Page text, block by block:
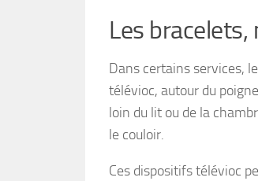
Les
Dans certains services,
télévioc, autour du
loin du lit ou de la
le couloir.
Ces dispositifs télévioc